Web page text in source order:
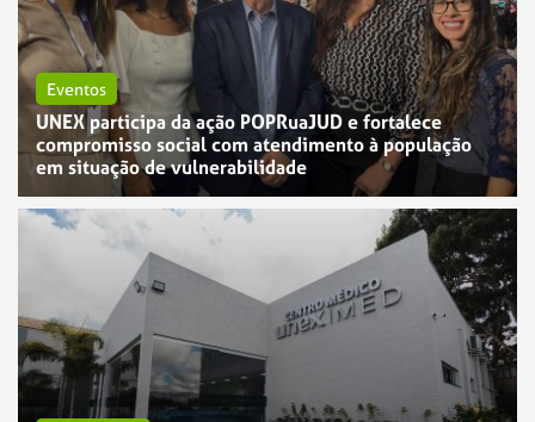
Eventos
UNEX participa da ação POPRuaJUD e fortalece
compromisso social com atendimento à população
em situação de vulnerabilidade